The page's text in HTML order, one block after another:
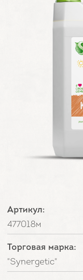
Артикул:
477018м
Торговая марка:
"Synergetic"